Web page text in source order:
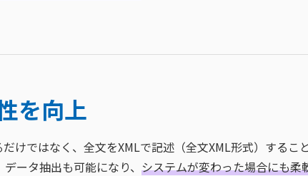
を向上
けではなく、全文をXMLで記述（全文XML形式）すること
ータ抽出も可能になり、 システムが変わった場合にも柔